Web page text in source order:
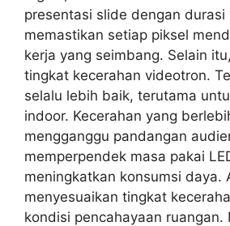
presentasi slide dengan durasi
memastikan setiap piksel
kerja yang seimbang. Selain
tingkat kecerahan videotron.
selalu lebih baik, terutama
indoor. Kecerahan yang
mengganggu pandangan
memperpendek masa pakai
meningkatkan konsumsi daya.
menyesuaikan tingkat
kondisi pencahayaan ruangan.